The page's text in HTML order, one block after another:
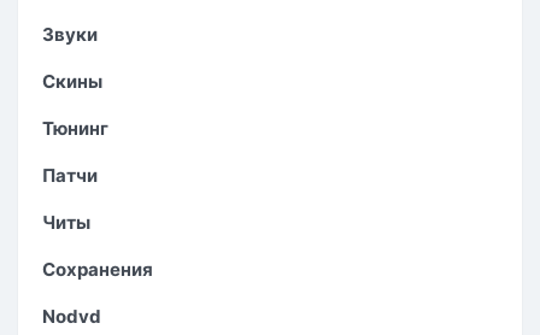
Звуки
Скины
Тюнинг
Патчи
Читы
Сохранения
Nodvd